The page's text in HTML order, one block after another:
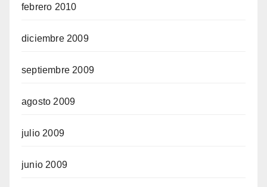
febrero 2010
diciembre 2009
septiembre 2009
agosto 2009
julio 2009
junio 2009